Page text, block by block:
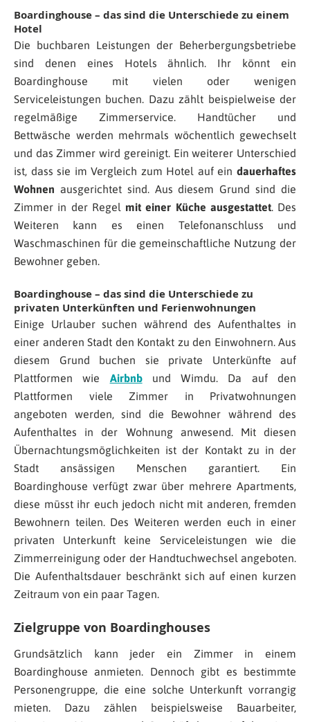
Boardinghouse – das sind die Unterschiede zu einem
Hotel
Die buchbaren Leistungen der Beherbergungsbetriebe
sind denen eines Hotels ähnlich. Ihr könnt ein
Boardinghouse mit vielen oder wenigen
Serviceleistungen buchen. Dazu zählt beispielweise der
regelmäßige Zimmerservice. Handtücher und
Bettwäsche werden mehrmals wöchentlich gewechselt
und das Zimmer wird gereinigt. Ein weiterer Unterschied
ist, dass sie im Vergleich zum Hotel auf ein dauerhaftes
Wohnen ausgerichtet sind. Aus diesem Grund sind die
Zimmer in der Regel mit einer Küche ausgestattet. Des
Weiteren kann es einen Telefonanschluss und
Waschmaschinen für die gemeinschaftliche Nutzung der
Bewohner geben.
Boardinghouse – das sind die Unterschiede zu
privaten Unterkünften und Ferienwohnungen
Einige Urlauber suchen während des Aufenthaltes in
einer anderen Stadt den Kontakt zu den Einwohnern. Aus
diesem Grund buchen sie private Unterkünfte auf
Plattformen wie Airbnbund Wimdu. Da auf den
Plattformen viele Zimmer in Privatwohnungen
angeboten werden, sind die Bewohner während des
Aufenthaltes in der Wohnung anwesend. Mit diesen
Übernachtungsmöglichkeiten ist der Kontakt zu in der
Stadt ansässigen Menschen garantiert. Ein
Boardinghouse verfügt zwar über mehrere Apartments,
diese müsst ihr euch jedoch nicht mit anderen, fremden
Bewohnern teilen. Des Weiteren werden euch in einer
privaten Unterkunft keine Serviceleistungen wie die
Zimmerreinigung oder der Handtuchwechsel angeboten.
Die Aufenthaltsdauer beschränkt sich auf einen kurzen
Zeitraum von ein paar Tagen.
Zielgruppe von Boardinghouses
Grundsätzlich kann jeder ein Zimmer in einem
Boardinghouse anmieten. Dennoch gibt es bestimmte
Personengruppe, die eine solche Unterkunft vorrangig
mieten. Dazu zählen beispielsweise Bauarbeiter,